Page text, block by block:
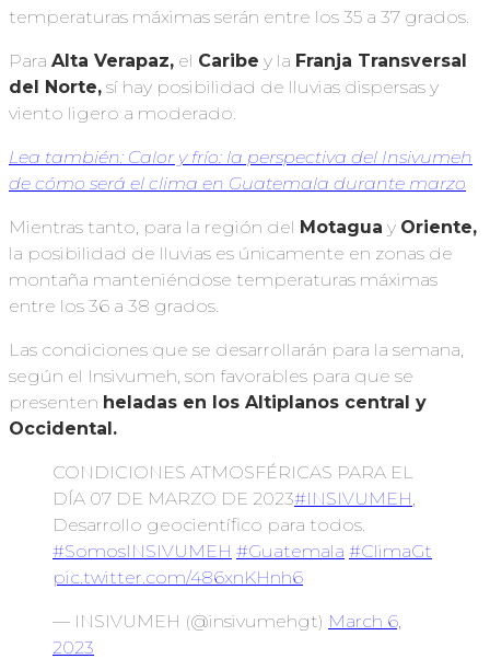
temperaturas máximas serán entre los 35 a 37 grados.
Para Alta Verapaz, el Caribe y la Franja Transversal
del Norte, sí hay posibilidad de lluvias dispersas y
viento ligero a moderado.
Lea también: Calor y frío: la perspectiva del Insivumeh
de cómo será el clima en Guatemala durante marzo
Mientras tanto, para la región del Motagua y Oriente,
la posibilidad de lluvias es únicamente en zonas de
montaña manteniéndose temperaturas máximas
entre los 36 a 38 grados.
Las condiciones que se desarrollarán para la semana,
según el Insivumeh, son favorables para que se
presenten heladas en los Altiplanos central y
Occidental.
CONDICIONES ATMOSFÉRICAS PARA EL
DÍA 07 DE MARZO DE 2023#INSIVUMEH
Desarrollo geocientífico para todos.
#SomosINSIVUMEH #Guatemala #ClimaGt
pic.twitter.com/486xnKHnh6
— INSIVUMEH (@insivumehgt) March 6,
2023